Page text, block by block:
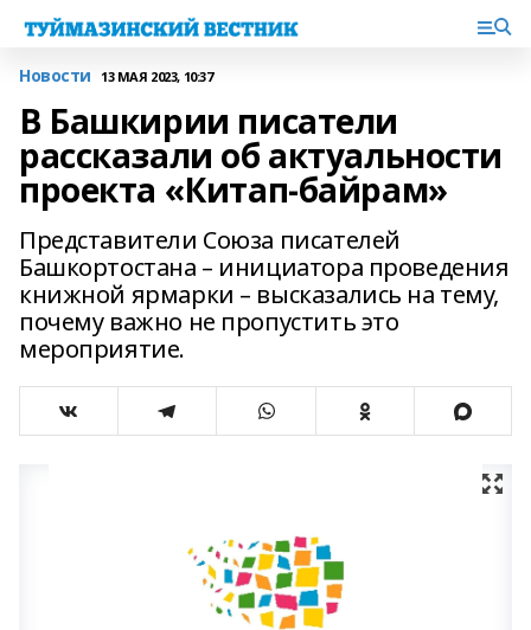
Новости 13 МАЯ 2023, 10:37
В Башкирии писатели
рассказали об актуальности
проекта «Китап-байрам»
Представители Союза писателей
Башкортостана – инициатора проведения
книжной ярмарки – высказались на тему,
почему важно не пропустить это
мероприятие.